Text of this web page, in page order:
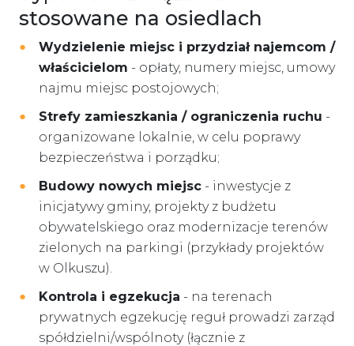
stosowane na osiedlach
Wydzielenie miejsc i przydział najemcom /
właścicielom - opłaty, numery miejsc, umowy
najmu miejsc postojowych;
Strefy zamieszkania / ograniczenia ruchu -
organizowane lokalnie, w celu poprawy
bezpieczeństwa i porządku;
Budowy nowych miejsc - inwestycje z
inicjatywy gminy, projekty z budżetu
obywatelskiego oraz modernizacje terenów
zielonych na parkingi (przykłady projektów
w Olkuszu).
Kontrola i egzekucja - na terenach
prywatnych egzekucję reguł prowadzi zarząd
spółdzielni/wspólnoty (łącznie z